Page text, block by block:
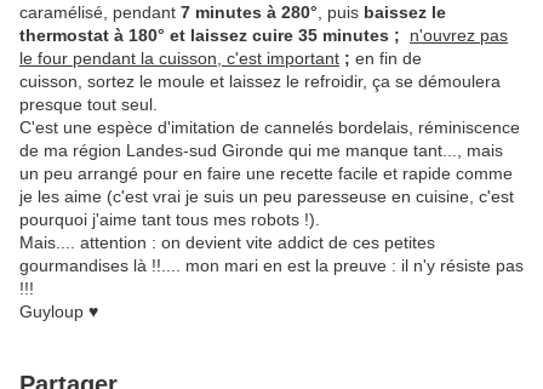
caramélisé, pendant 7 minutes à 280° , puis baissez le
thermostat à 180° et laissez cuire 35 minutes ; n'ouvrez pas
le four pendant la cuisson, c'est important ; en fin de
cuisson, sortez le moule et laissez le refroidir, ça se démoulera
presque tout seul.
C'est une espèce d'imitation de cannelés bordelais, réminiscence
de ma région Landes-sud Gironde qui me manque tant..., mais
un peu arrangé pour en faire une recette facile et rapide comme
je les aime (c'est vrai je suis un peu paresseuse en cuisine, c'est
pourquoi j'aime tant tous mes robots !).
Mais.... attention : on devient vite addict de ces petites
gourmandises là !!.... mon mari en est la preuve : il n'y résiste pas
!!!
Guyloup ♥